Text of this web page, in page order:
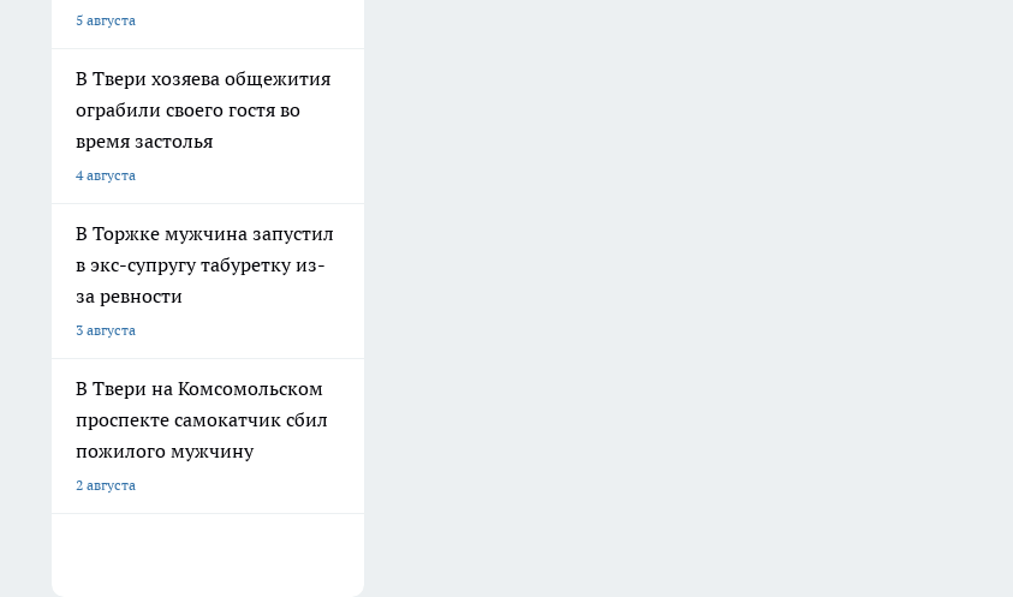
5 августа
В Твери хозяева общежития
ограбили своего гостя во
время застолья
4 августа
В Торжке мужчина запустил
в экс-супругу табуретку из-
за ревности
3 августа
В Твери на Комсомольском
проспекте самокатчик сбил
пожилого мужчину
2 августа